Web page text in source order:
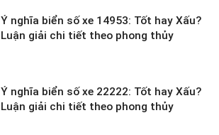
Ý nghĩa biển số xe 14953: Tốt hay Xấu?
Luận giải chi tiết theo phong thủy
Ý nghĩa biển số xe 22222: Tốt hay Xấu?
Luận giải chi tiết theo phong thủy